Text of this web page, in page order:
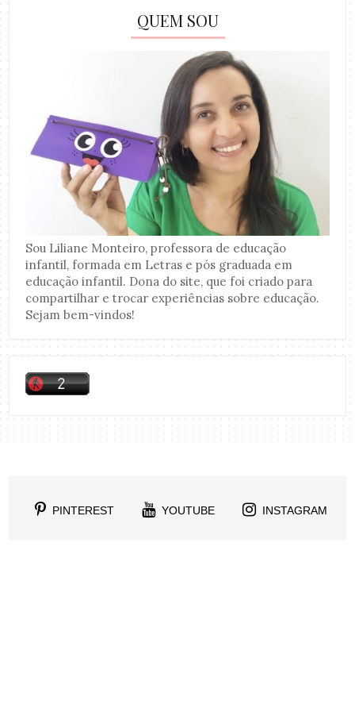
QUEM SOU
Sou Liliane Monteiro, professora de educação
infantil, formada em Letras e pós graduada em
educação infantil. Dona do site, que foi criado para
compartilhar e trocar experiências sobre educação.
Sejam bem-vindos!
PINTEREST YOUTUBE INSTAGRAM